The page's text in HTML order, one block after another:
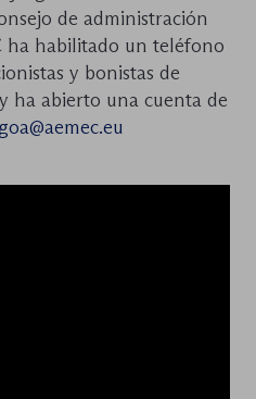
de administración
ha habilitado un teléfono
y bonistas de
ha abierto una cuenta de